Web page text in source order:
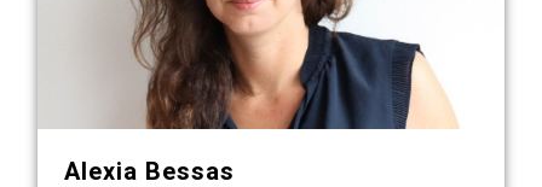
Alexia Bessas